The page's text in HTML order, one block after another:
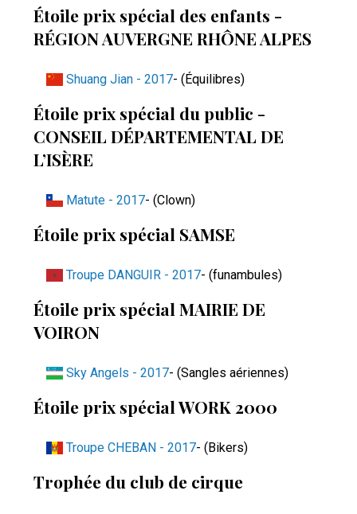
Étoile prix spécial des enfants -
RÉGION AUVERGNE RHÔNE ALPES
Shuang Jian - 2017- (Équilibres)
Étoile prix spécial du public -
CONSEIL DÉPARTEMENTAL DE
L’ISÈRE
Matute - 2017- (Clown)
Étoile prix spécial SAMSE
Troupe DANGUIR - 2017- (funambules)
Étoile prix spécial MAIRIE DE
VOIRON
Sky Angels - 2017- (Sangles aériennes)
Étoile prix spécial WORK 2000
Troupe CHEBAN - 2017- (Bikers)
Trophée du club de cirque